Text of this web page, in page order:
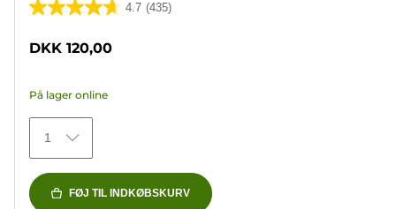
4.7 (435)
4.7
stjerner.
435
anmeldelser
DKK 120,00
På lager online
1
FØJ TIL INDKØBSKURV